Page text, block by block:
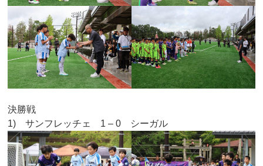
決勝戦
1) サンフレッチェ 1 – 0 シーガル